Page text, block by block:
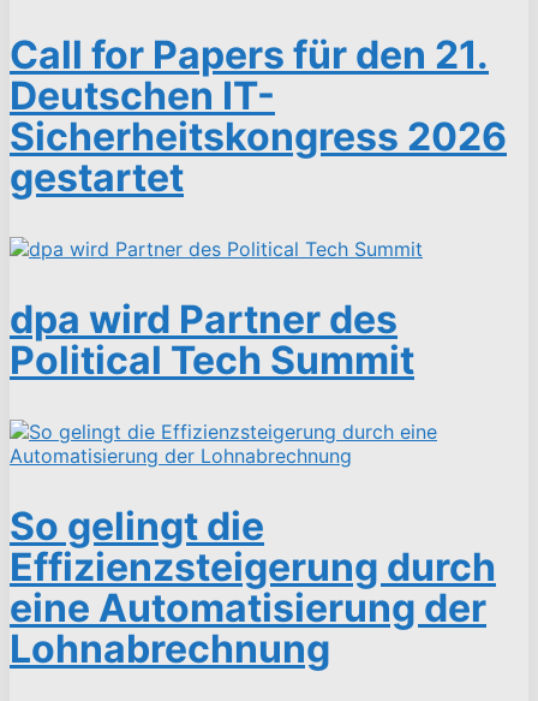
Call for Papers für den 21.
Deutschen IT-
Sicherheitskongress 2026
gestartet
dpa wird Partner des
Political Tech Summit
So gelingt die
Effizienzsteigerung durch
eine Automatisierung der
Lohnabrechnung